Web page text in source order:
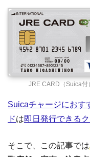
JRE CARD（Suica付）
Suicaチャージにおす
ドは即日発行できる
そこで、この記事では